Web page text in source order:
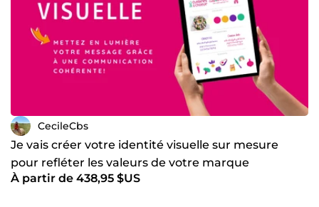
CecileCbs
Je vais créer votre identité visuelle sur mesure
pour refléter les valeurs de votre marque
À partir de 438,95 $US